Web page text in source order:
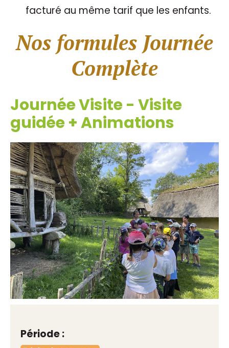
facturé au même tarif que les enfants.
Nos formules Journée
Complète
Journée Visite - Visite
guidée + Animations
Période :